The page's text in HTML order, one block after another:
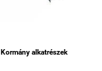
Kormány alkatrészek